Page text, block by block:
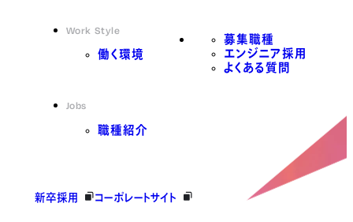
Work Style
働く環境
Jobs
職種紹介
募集職種
エンジニア採用
よくある質問
新卒採用 コーポレートサイト